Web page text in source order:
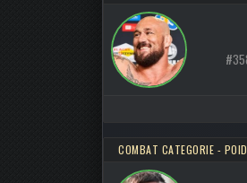
COMBAT CATEGORIE -